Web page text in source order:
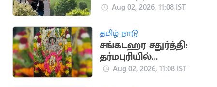
துப்பாக்கிச் சூடு: 3 பேர்
Aug 02, 2026, 11:08 IST
தமிழ் நாடு
சங்கடஹர சதுர்த்தி:
தர்மபுரியில்
விநாயகருக்கு சிறப்பு
Aug 02, 2026, 11:08 IST